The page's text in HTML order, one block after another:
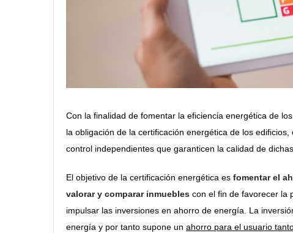
Con la finalidad de fomentar la eficiencia energética de
la obligación de la certificación energética de los
control independientes que garanticen la calidad de
El objetivo de la certificación energética es fomentar el
valorar y comparar inmuebles con el fin de favorecer la
impulsar las inversiones en ahorro de energía. La
energía y por tanto supone un ahorro para el usuario